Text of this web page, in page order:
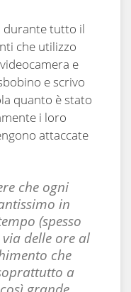
durante tutto il
che utilizzo
e
e scrivo
quanto è stato
i loro
attaccate
che ogni
in
(spesso
delle ore al
che
a